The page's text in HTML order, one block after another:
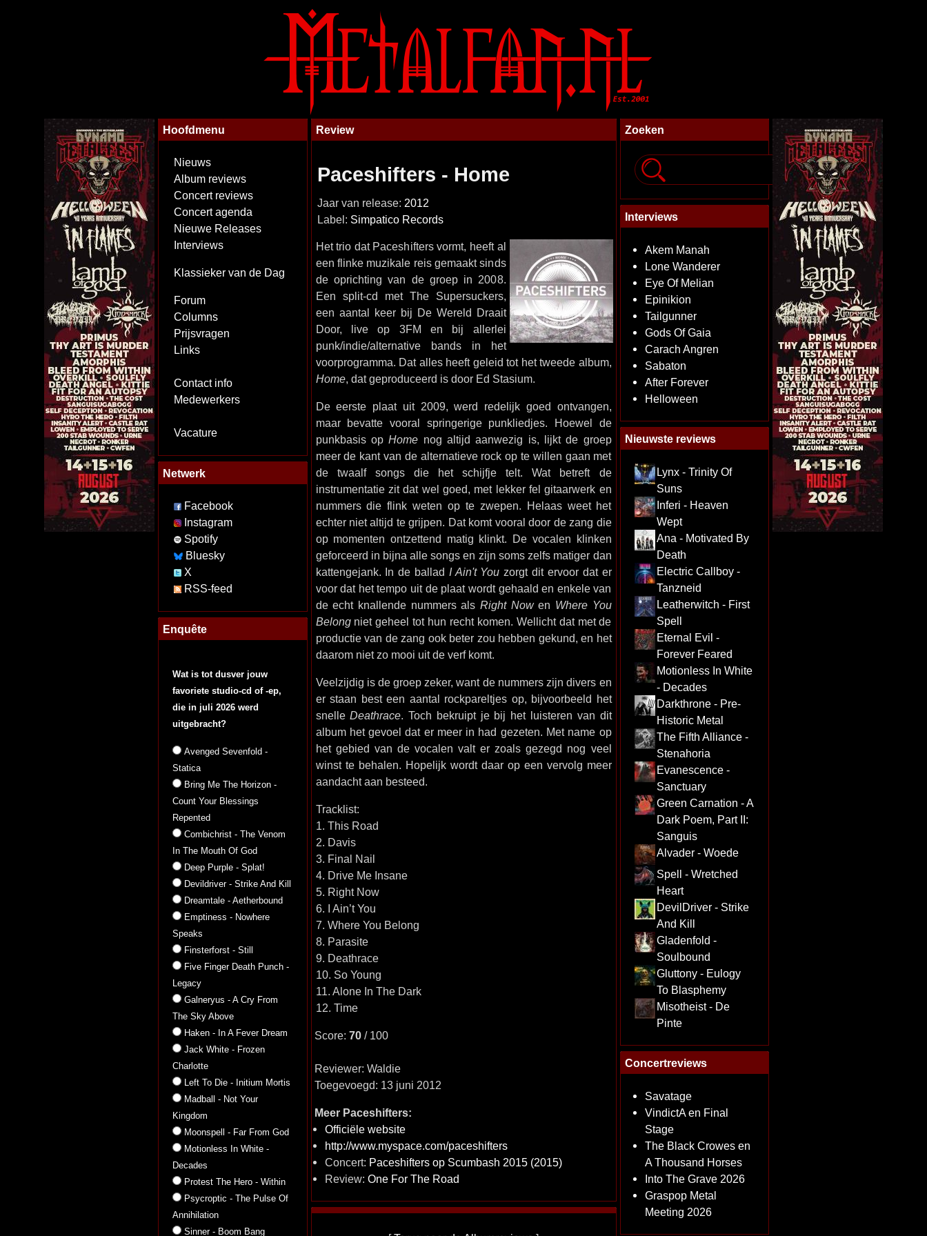
Hoofdmenu
Nieuws
Album reviews
Concert reviews
Concert agenda
Nieuwe Releases
Interviews
Klassieker van de Dag
Forum
Columns
Prijsvragen
Links
Contact info
Medewerkers
Vacature
Netwerk
Facebook
Instagram
Spotify
Bluesky
X
RSS-feed
Enquête
Wat is tot dusver jouw
favoriete studio-cd of -ep,
die in juli 2026 werd
uitgebracht?
Avenged Sevenfold -
Statica
Bring Me The Horizon -
Count Your Blessings
Repented
Combichrist - The Venom
In The Mouth Of God
Deep Purple - Splat!
Devildriver - Strike And Kill
Dreamtale - Aetherbound
Emptiness - Nowhere
Speaks
Finsterforst - Still
Five Finger Death Punch -
Legacy
Galneryus - A Cry From
The Sky Above
Haken - In A Fever Dream
Jack White - Frozen
Charlotte
Left To Die - Initium Mortis
Madball - Not Your
Kingdom
Moonspell - Far From God
Motionless In White -
Decades
Protest The Hero - Within
Psycroptic - The Pulse Of
Annihilation
Sinner - Boom Bang
Review
Paceshifters - Home
Jaar van release: 2012
Label: Simpatico Records
Het trio dat Paceshifters vormt, heeft al
een flinke muzikale reis gemaakt sinds
de oprichting van de groep in 2008.
Een split-cd met The Supersuckers,
een aantal keer bij De Wereld Draait
Door, live op 3FM en bij allerlei
punk/indie/alternative bands in het
voorprogramma. Dat alles heeft geleid tot het tweede album,
Home, dat geproduceerd is door Ed Stasium.
De eerste plaat uit 2009, werd redelijk goed ontvangen,
maar bevatte vooral springerige punkliedjes. Hoewel de
punkbasis opHome nog altijd aanwezig is, lijkt de groep
meer de kant van de alternatieve rock op te willen gaan met
de twaalf songs die het schijfje telt. Wat betreft de
instrumentatie zit dat wel goed, met lekker fel gitaarwerk en
nummers die flink weten op te zwepen. Helaas weet het
echter niet altijd te grijpen. Dat komt vooral door de zang die
op momenten ontzettend matig klinkt. De vocalen klinken
geforceerd in bijna alle songs en zijn soms zelfs matiger dan
kattengejank. In de ballad I Ain't You zorgt dit ervoor dat er
voor dat het tempo uit de plaat wordt gehaald en enkele van
de echt knallende nummers als Right Nowen Where You
Belongniet geheel tot hun recht komen. Wellicht dat met de
productie van de zang ook beter zou hebben gekund, en het
daarom niet zo mooi uit de verf komt.
Veelzijdig is de groep zeker, want de nummers zijn divers en
er staan best een aantal rockpareltjes op, bijvoorbeeld het
snelleDeathrace. Toch bekruipt je bij het luisteren van dit
album het gevoel dat er meer in had gezeten. Met name op
het gebied van de vocalen valt er zoals gezegd nog veel
winst te behalen. Hopelijk wordt daar op een vervolg meer
aandacht aan besteed.
Tracklist:
1. This Road
2. Davis
3. Final Nail
4. Drive Me Insane
5. Right Now
6. I Ain’t You
7. Where You Belong
8. Parasite
9. Deathrace
10. So Young
11. Alone In The Dark
12. Time
Score: 70/ 100
Reviewer: Waldie
Toegevoegd: 13 juni 2012
Meer Paceshifters:
Officiële website
http://www.myspace.com/paceshifters
Concert: Paceshifters op Scumbash 2015 (2015)
Review: One For The Road
Zoeken
Interviews
Akem Manah
Lone Wanderer
Eye Of Melian
Epinikion
Tailgunner
Gods Of Gaia
Carach Angren
Sabaton
After Forever
Helloween
Nieuwste reviews
Lynx - Trinity Of
Suns
Inferi - Heaven
Wept
Ana - Motivated By
Death
Electric Callboy -
Tanzneid
Leatherwitch - First
Spell
Eternal Evil -
Forever Feared
Motionless In White
- Decades
Darkthrone - Pre-
Historic Metal
The Fifth Alliance -
Stenahoria
Evanescence -
Sanctuary
Green Carnation - A
Dark Poem, Part II:
Sanguis
Alvader - Woede
Spell - Wretched
Heart
DevilDriver - Strike
And Kill
Gladenfold -
Soulbound
Gluttony - Eulogy
To Blasphemy
Misotheist - De
Pinte
Concertreviews
Savatage
VindictA en Final
Stage
The Black Crowes en
A Thousand Horses
Into The Grave 2026
Graspop Metal
Meeting 2026